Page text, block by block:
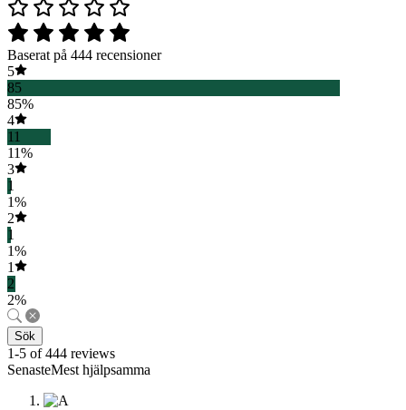
Baserat på 444 recensioner
5
85
85%
4
11
11%
3
1
1%
2
1
1%
1
2
2%
Sök
1-5 of 444 reviews
SenasteMest hjälpsamma